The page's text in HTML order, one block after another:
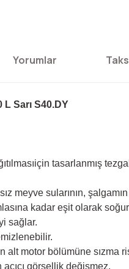
Yorumlar
Sarı S40.DY
tasarlanmış
meyve sularının,
kadar eşit olarak
sağlar.
motor bölümüne sızma
görsellik değişmez.